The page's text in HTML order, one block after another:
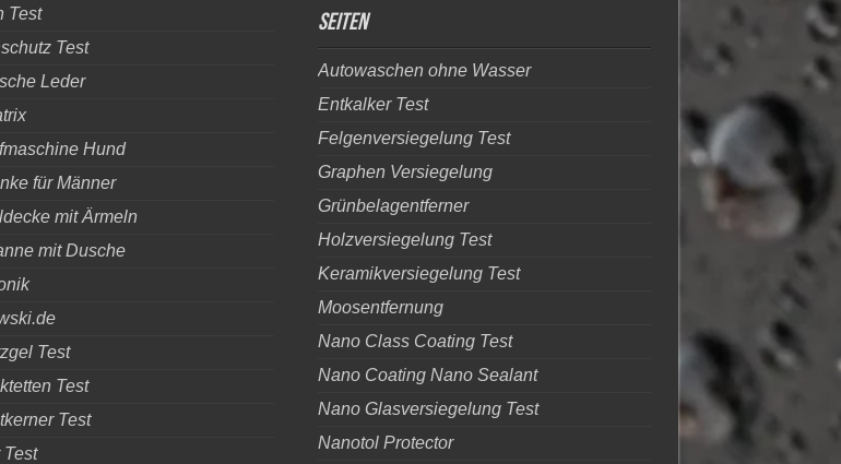
Test
Test
Leder
Hund
für Männer
mit Ärmeln
mit Dusche
Test
Test
Test
Test
Seiten
Autowaschen ohne Wasser
Entkalker Test
Felgenversiegelung Test
Graphen Versiegelung
Grünbelagentferner
Holzversiegelung Test
Keramikversiegelung Test
Moosentfernung
Nano Class Coating Test
Nano Coating Nano Sealant
Nano Glasversiegelung Test
Nanotol Protector